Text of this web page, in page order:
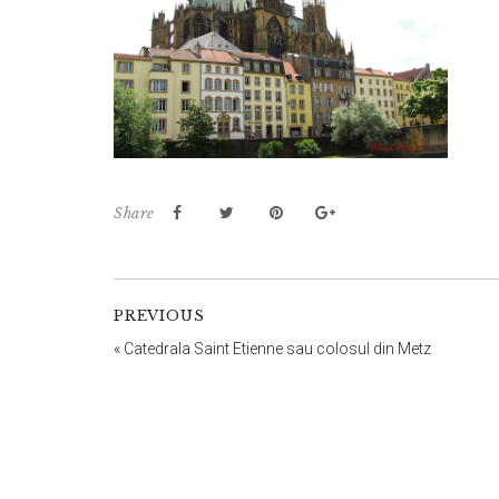
Share
PREVIOUS
« Catedrala Saint Etienne sau colosul din Metz